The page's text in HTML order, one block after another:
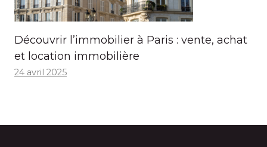
Découvrir l’immobilier à Paris : vente, achat
et location immobilière
24 avril 2025